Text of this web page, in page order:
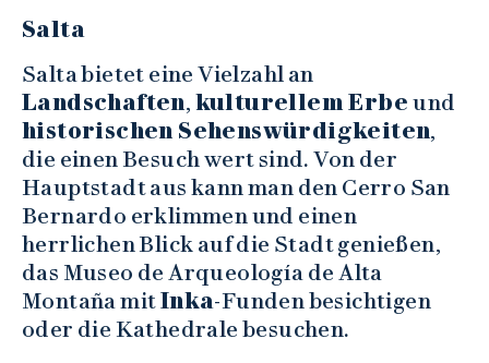
Salta
Salta bietet eine Vielzahl an
Landschaften, kulturellem Erbeund
historischen Sehenswürdigkeiten,
die einen Besuch wert sind. Von der
Hauptstadt aus kann man den Cerro San
Bernardo erklimmen und einen
herrlichen Blick auf die Stadt genießen,
das Museo de Arqueología de Alta
Montaña mitInka-Funden besichtigen
oder die Kathedrale besuchen.